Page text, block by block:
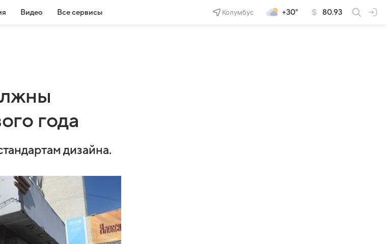
Видео Все сервисы Колумбус +30° 80.93
года
дизайна.